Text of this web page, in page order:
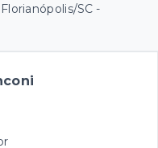
SC -